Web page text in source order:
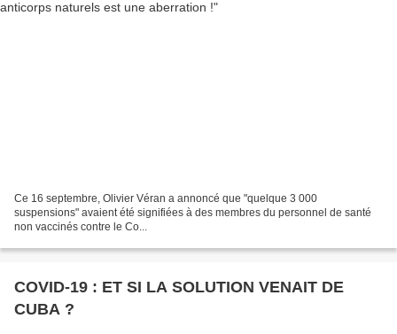
Ce 16 septembre, Olivier Véran a annoncé que "quelque 3 000
suspensions" avaient été signifiées à des membres du personnel de santé
non vaccinés contre le Co...
COVID-19 : ET SI LA SOLUTION VENAIT DE
CUBA ?